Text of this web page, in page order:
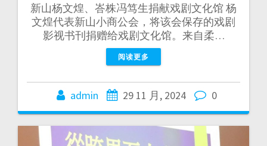
新山杨文煌、峇株冯笃生捐献戏剧文化馆 杨
文煌代表新山小商公会，将该会保存的戏剧
影视书刊捐赠给戏剧文化馆。来自柔…
阅读更多
admin 29 11 月, 2024 0